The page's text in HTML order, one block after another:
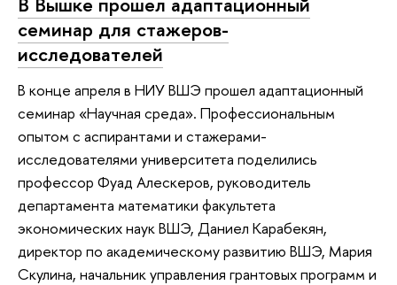
семинар для стажеров-
исследователей
В конце апреля в НИУ ВШЭ прошел адаптационный
семинар «Научная среда». Профессиональным
опытом с аспирантами и стажерами-
исследователями университета поделились
профессор Фуад Алескеров, руководитель
департамента математики факультета
экономических наук ВШЭ, Даниел Карабекян,
директор по академическому развитию ВШЭ, Мария
Скулина, начальник управления грантовых программ и